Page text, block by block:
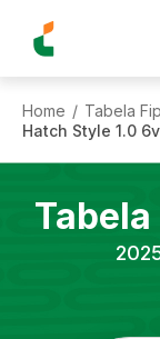
Home / Tabela
Hatch Style 1.0
Tabela